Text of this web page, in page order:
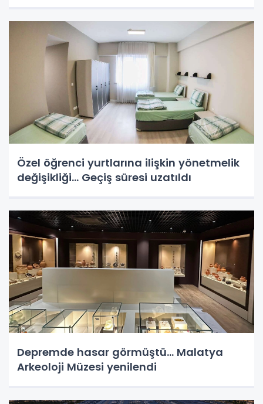
Özel öğrenci yurtlarına ilişkin yönetmelik
değişikliği... Geçiş süresi uzatıldı
Depremde hasar görmüştü... Malatya
Arkeoloji Müzesi yenilendi